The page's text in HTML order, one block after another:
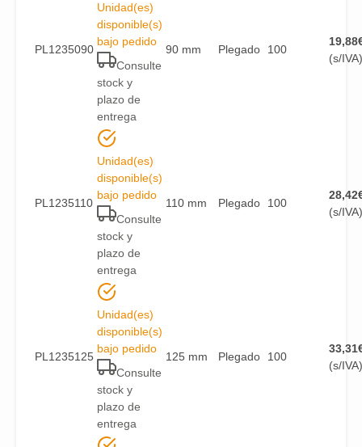
PL1235090
Unidad(es)
disponible(s)
bajo pedido
Consulte
stock y
plazo de
entrega
90 mm Plegado 100
19,88
(s/IVA)
PL1235110
Unidad(es)
disponible(s)
bajo pedido
Consulte
stock y
plazo de
entrega
110 mm Plegado 100
28,42
(s/IVA)
PL1235125
Unidad(es)
disponible(s)
bajo pedido
Consulte
stock y
plazo de
entrega
125 mm Plegado 100
33,31
(s/IVA)